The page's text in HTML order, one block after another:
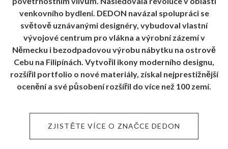
venkovního bydlení. DEDON navázal spolupráci se
světově uznávanými designéry, vybudoval vlastní
vývojové centrum pro vlákna a výrobní zázemí v
Německu i bezodpadovou výrobu nábytku na ostrově
Cebu na Filipínách. Vytvořil ikony moderního designu,
rozšířil portfolio o nové materiály, získal nejprestižnější
ocenění a své působení rozšířil do více než 100 zemí.
ZJISTĚTE VÍCE O ZNAČCE DEDON